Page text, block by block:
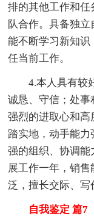
排的其他工作和任
队合作。具备独
能不断学习新知
任当前工作。
4.本人具有较好
诚恳、守信；处
强烈的进取心和
踏实地，动手能
强的组织、协调
展工作一年，销
泛，擅长交际、写
自我鉴定 篇7